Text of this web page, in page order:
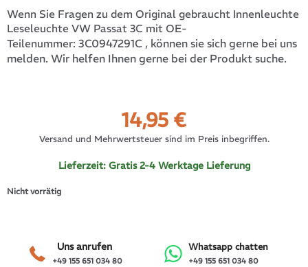
Wenn Sie Fragen zu dem Original gebraucht Innenleuchte
Leseleuchte VW Passat 3C mit OE-
Teilenummer: 3C0947291C , können sie sich gerne bei uns
melden. Wir helfen Ihnen gerne bei der Produkt suche.
14,95 €
Versand und Mehrwertsteuer sind im Preis inbegriffen.
Lieferzeit: Gratis 2-4 Werktage Lieferung
Nicht vorrätig
+49 155 651 034 80
Uns anrufen
+49 155 651 034 80
Whatsapp chatten